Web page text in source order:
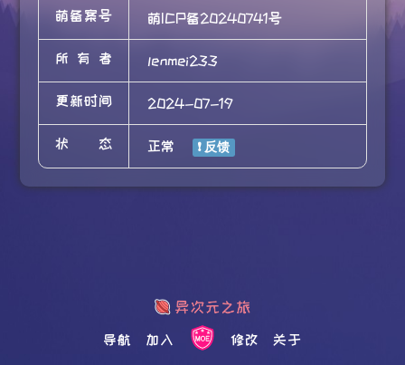
萌备案号 萌ICP备20240741号
所有者 lenmei233
更新时间 2024-07-19
状态 正常
导航 加入 修改 关于